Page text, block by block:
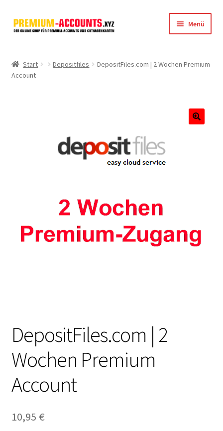
Zur
Navigation
Zum
Inhalt
Menü
Rapidgator
Filesmonster
Ex-Load
File.al
FAQ – Häufige Fragen
Impressum
Start Depositfiles
DepositFiles.com | 2 Wochen Premium
Account
DepositFiles.com | 2
Wochen Premium
Account
10,95 €